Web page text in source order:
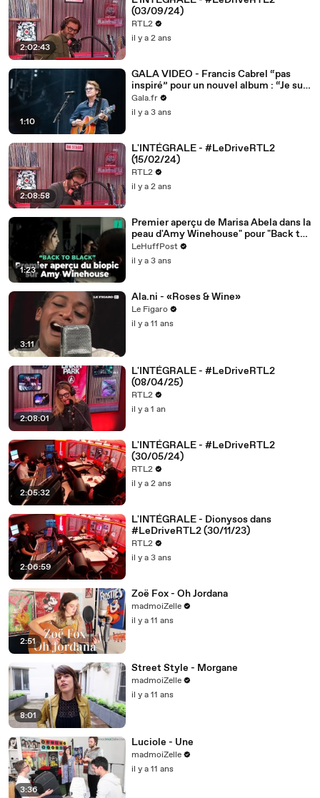
2:02:43
(03/09/24)
RTL2
il y a 2 ans
1:10
GALA VIDEO - Francis Cabrel “pas
inspiré” pour un nouvel album : “Je suis
dans un creux”
Gala.fr
il y a 3 ans
2:08:58
L'INTÉGRALE - #LeDriveRTL2
(15/02/24)
RTL2
il y a 2 ans
1:23
Premier aperçu de Marisa Abela dans la
peau d'Amy Winehouse" pour "Back to
black"
LeHuffPost
il y a 3 ans
3:11
Ala.ni - «Roses & Wine»
Le Figaro
il y a 11 ans
2:08:01
L'INTÉGRALE - #LeDriveRTL2
(08/04/25)
RTL2
il y a 1 an
2:05:32
L'INTÉGRALE - #LeDriveRTL2
(30/05/24)
RTL2
il y a 2 ans
2:06:59
L'INTÉGRALE - Dionysos dans
#LeDriveRTL2 (30/11/23)
RTL2
il y a 3 ans
2:51
Zoë Fox - Oh Jordana
madmoiZelle
il y a 11 ans
8:01
Street Style - Morgane
madmoiZelle
il y a 11 ans
3:36
Luciole - Une
madmoiZelle
il y a 11 ans